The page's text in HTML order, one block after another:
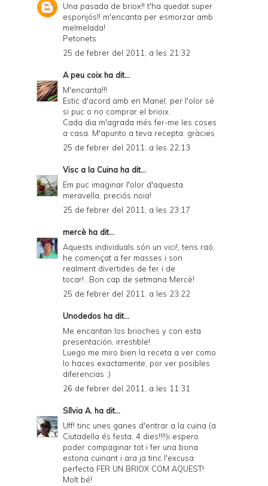
Una pasada de briox!! t'ha quedat super
esponjós!! m'encanta per esmorzar amb
melmelada!
Petonets
25 de febrer del 2011, a les 21:32
A peu coixha dit...
M'encanta!!!
Estic d'acord amb en Manel, per l'olor sé
si puc o no comprar el brioix.
Cada dia m'agrada més fer-me les coses
a casa. M'apunto a teva recepta. gràcies
25 de febrer del 2011, a les 22:13
Visc a la Cuina ha dit...
Em puc imaginar l'olor d'aquesta
meravella, preciós noia!
25 de febrer del 2011, a les 23:17
mercè ha dit...
Aquests individuals són un vici!, tens raó,
he començat a fer masses i son
realment divertides de fer i de
tocar!...Bon cap de setmana Mercè!
25 de febrer del 2011, a les 23:22
Unodedos ha dit...
Me encantan los brioches y con esta
presentación, irrestible!
Luego me miro bien la receta a ver como
lo haces exactamente, por ver posibles
diferencias ;)
26 de febrer del 2011, a les 11:31
Sílvia A. ha dit...
Uff! tinc unes ganes d'entrar a la cuina (a
Ciutadella és festa, 4 dies!!!!)i espero
poder compaginar tot i fer una bona
estona cuinant i ara ja tinc l'excusa
perfecta FER UN BRIOX COM AQUEST!
Molt bé!